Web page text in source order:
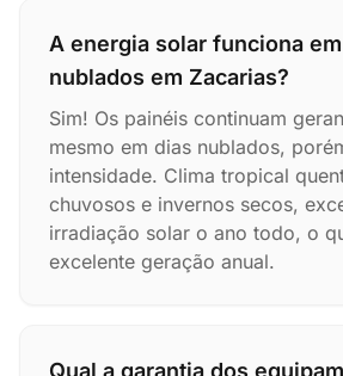
A energia solar funciona
nublados em Zacarias?
Sim! Os painéis continuam
mesmo em dias nublados,
intensidade. Clima tropical
chuvosos e invernos secos,
irradiação solar o ano todo, o
excelente geração anual.
Qual a garantia dos